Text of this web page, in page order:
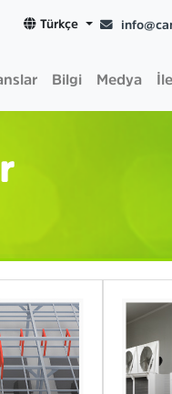
Türkçe
Bilgi Medya